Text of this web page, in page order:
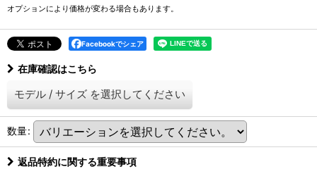
オプションにより価格が変わる場合もあります。
Facebookでシェア
在庫確認はこちら
モデル / サイズ を選択してください
数量:
返品特約に関する重要事項